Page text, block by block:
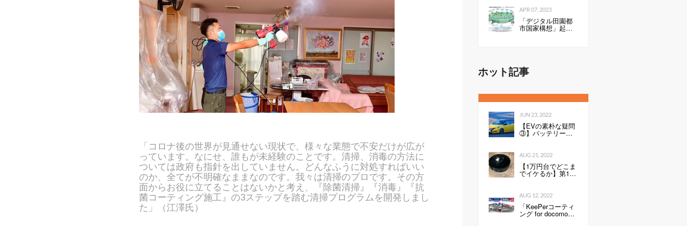
「コロナ後の世界が見通せない現状で、様々な業態で不安だけが広が
っています。なにせ、誰もが未経験のことです。清掃、消毒の方法に
ついては政府も指針を出していません。どんなふうに対処すればいい
のか、全てが不明確なままなのです。我々は清掃のプロです。その方
面からお役に立てることはないかと考え、『除菌清掃』『消毒』『抗
菌コーティング施工』の3ステップを踏む清掃プログラムを開発しまし
た」（江澤氏）
APR 07, 2023
「デジタル田園都
市国家構想」起
動 テレワーク、
ホット記事
JUN 23, 2022
【EVの素朴な疑問
③】バッテリーの
性能を表すkWh
何が良いのか。Ah
との違いは？ -
Webモーターマガ
ジン
AUG 21, 2022
【1万円台でどこま
でイケるか】第1
回：ルンバみたい
きロボット掃除機
（19800円）」の性
能は…
AUG 12, 2022
「KeePerコーティ
ング for docomo
select」発売開始の